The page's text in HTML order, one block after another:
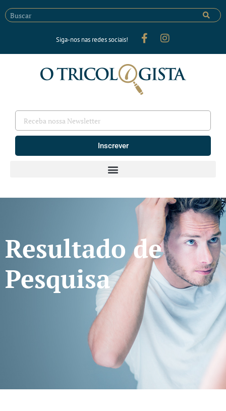
Siga-nos nas redes sociais!
Inscrever
Resultado de
Pesquisa